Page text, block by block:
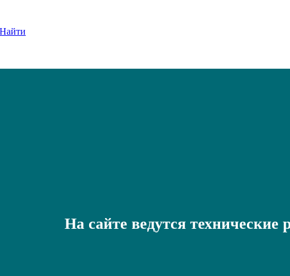
На сайте ведутся технические